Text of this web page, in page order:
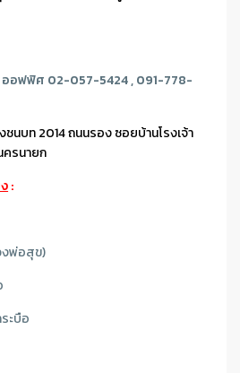
อฟฟิศ 02-057-5424 , 091-778-
นบท 2014 ถนนรอง ซอยบ้านโรงเจ้า
ครนายก
:
งพ่อสุข)
ะบือ